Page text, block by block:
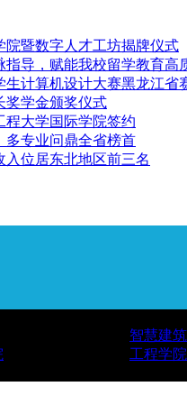
暨数字人才工坊揭牌仪式
导，赋能我校留学教育高
生计算机设计大赛黑龙江省
奖学金颁奖仪式
大学国际学院签约
专业问鼎全省榜首
位居东北地区前三名
智慧建筑
工程学院